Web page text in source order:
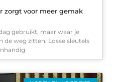
zorgt voor meer gemak
gebruikt, maar waar je
de weg zitten. Losse sleutels